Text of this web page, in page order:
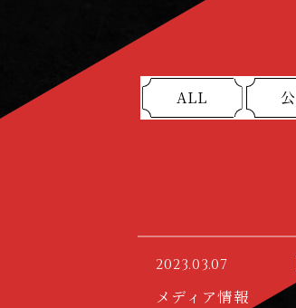
ALL
2023.03.07
メディア情報